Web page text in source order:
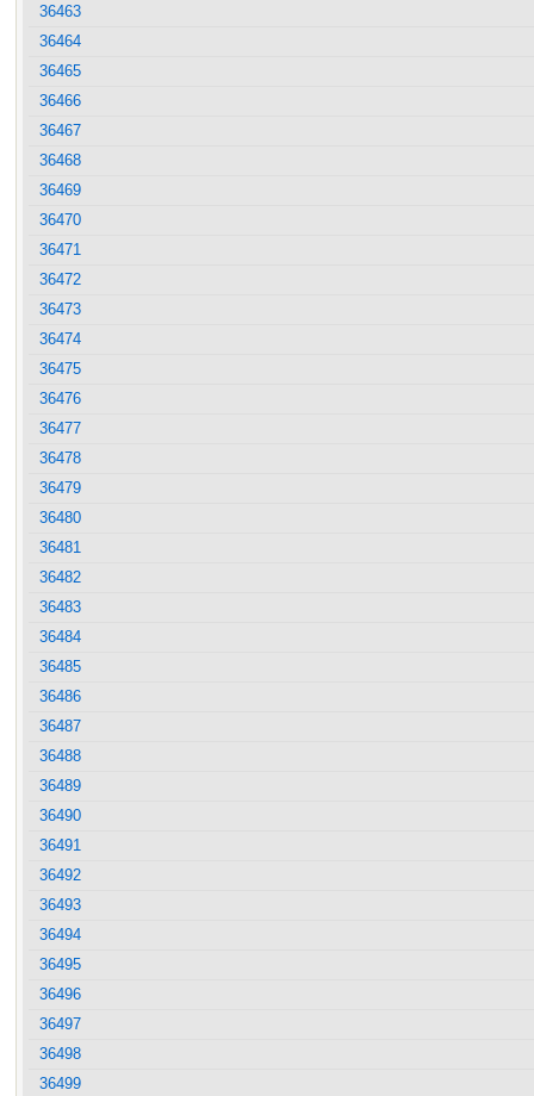
36463
36464
36465
36466
36467
36468
36469
36470
36471
36472
36473
36474
36475
36476
36477
36478
36479
36480
36481
36482
36483
36484
36485
36486
36487
36488
36489
36490
36491
36492
36493
36494
36495
36496
36497
36498
36499